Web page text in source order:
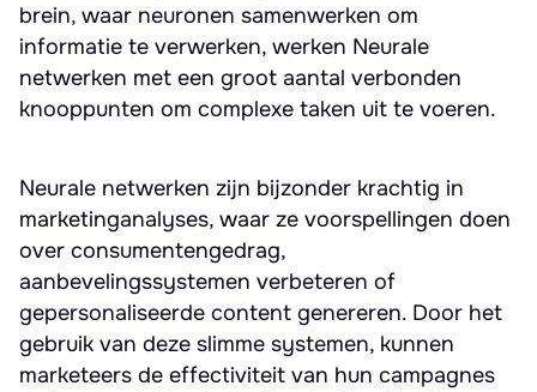
brein, waar neuronen samenwerken om
informatie te verwerken, werken Neurale
netwerken met een groot aantal verbonden
knooppunten om complexe taken uit te voeren.
Neurale netwerken zijn bijzonder krachtig in
marketinganalyses, waar ze voorspellingen doen
over consumentengedrag,
aanbevelingssystemen verbeteren of
gepersonaliseerde content genereren. Door het
gebruik van deze slimme systemen, kunnen
marketeers de effectiviteit van hun campagnes